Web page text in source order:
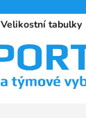
Velikostní tabulky